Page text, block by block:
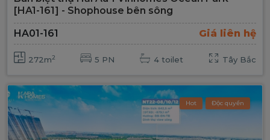
[HA1-161] - Shophouse bên sông
HA01-161
Giá liên hệ
272m2 5 PN 4 toilet Tây Bắc
Hot Độc quyền